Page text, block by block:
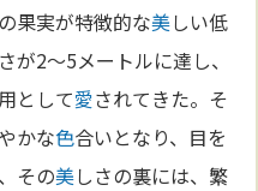
の果実が特徴的な美しい低
が2～5メートルに達し、
として愛されてきた。そ
かな色合いとなり、目を
その美しさの裏には、繁